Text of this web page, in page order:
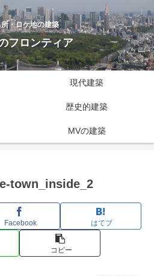
・ロケ地の建築
フロンティア
現代建築
歴史的建築
MVの建築
town_inside_2
Facebook はてブ
コピー